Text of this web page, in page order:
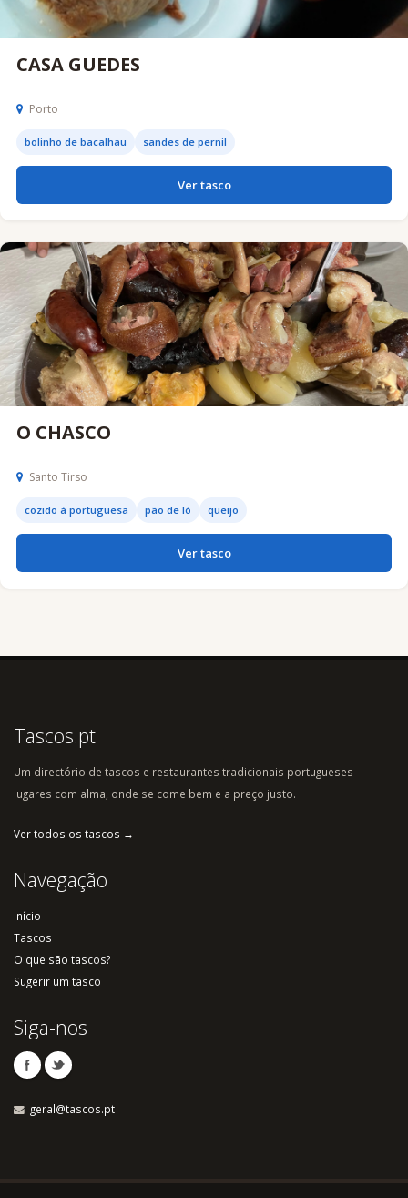
CASA GUEDES
Porto
bolinho de bacalhau sandes de pernil
Ver tasco
O CHASCO
Santo Tirso
cozido à portuguesa pão de ló queijo
Ver tasco
Tascos.pt
Um directório de tascos e restaurantes tradicionais portugueses —
lugares com alma, onde se come bem e a preço justo.
Ver todos os tascos →
Navegação
Início
Tascos
O que são tascos?
Sugerir um tasco
Siga-nos
geral@tascos.pt